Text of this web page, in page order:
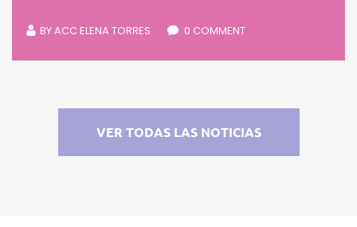
BYACC ELENA TORRES 0 COMMENT
VER TODAS LAS NOTICIAS